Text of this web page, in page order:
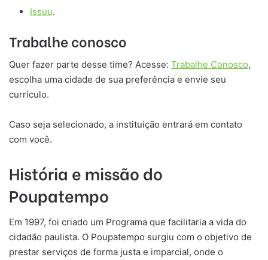
Issuu.
Trabalhe conosco
Quer fazer parte desse time? Acesse: Trabalhe Conosco,
escolha uma cidade de sua preferência e envie seu
currículo.
Caso seja selecionado, a instituição entrará em contato
com você.
História e missão do
Poupatempo
Em 1997, foi criado um Programa que facilitaria a vida do
cidadão paulista. O Poupatempo surgiu com o objetivo de
prestar serviços de forma justa e imparcial, onde o